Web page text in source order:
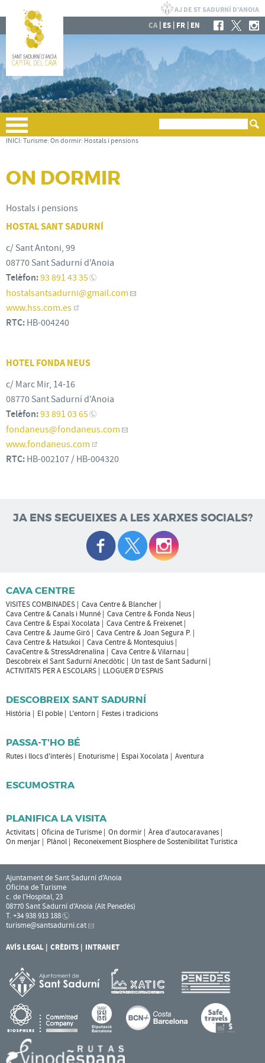
CA| ES | FR | EN
INICI: Turisme: On dormir: Hostals i pensions
ON DORMIR
Hostals i pensions
HOSTAL SANT SADURNÍ
c/ Sant Antoni, 99
08770 Sant Sadurní d'Anoia
Telèfon:93 891 43 35
hostalsantsadurni@gmail.com
www.hss.com.es
RTC: HB-004240
HOTEL FONDA NEUS
c/ Marc Mir, 14-16
08770 Sant Sadurní d'Anoia
Telèfon:93 891 03 65
fondaneus@fondaneus.com
www.fondaneus.com
RTC: HB-002107 / HB-004320
JA ENS SEGUEIXES A LES XARXES SOCIALS?
CAVA CENTRE
VISITES COMBINADES
Cava Centre & Blancher
Cava Centre & Canals i Munné
Cava Centre & Fonda Neus
Cava Centre & Espai Xocolata
Cava Centre & Freixenet
Cava Centre & Jaume Giró
Cava Centre & Joan Segura P.
Cava Centre & Hatsukoi
Cava Centre & Montesquius
CavaCentre & StressAdrenalina
Cava Centre & Vilarnau
Descobreix el Sant Sadurní Anecdòtic
Un tast de Sant Sadurní
ACTIVITATS PER A ESCOLARS
LLOGUER D'ESPAIS
DESCOBREIX SANT SADURNÍ
Història El poble L'entorn Festes i tradicions
PASSA-T'HO BÉ
Rutes i llocs d'interès Enoturisme Espai Xocolata Aventura
ESCUMOSTRA
PLANIFICA LA VISITA
Activitats Oficina de Turisme On dormir
Àrea d'autocaravanes
On menjar
Plànol Reconeixement Biosphere de Sostenibilitat Turística
Ajuntament de Sant Sadurní d'Anoia
Oficina de Turisme
c. de l'Hospital, 23
08770 Sant Sadurní d'Anoia (Alt Penedès)
T. +34 938 913 188
turisme@santsadurni.cat
AVÍS LEGAL CRÈDITS INTRANET